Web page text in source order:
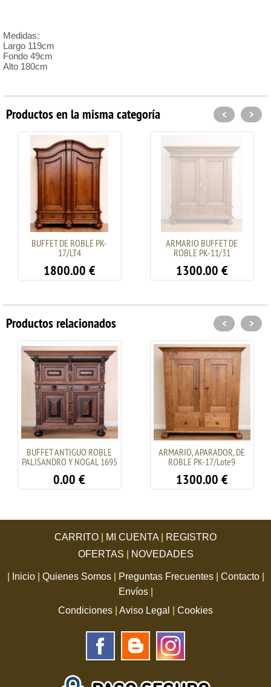
Medidas:
Largo 119cm
Fondo 49cm
Alto 180cm
Productos en la misma categoría
BUFFET DE ROBLE PK-
17/LT4
1800.00 €
ARMARIO BUFFET DE
ROBLE PK-11/31
1300.00 €
< >
Productos relacionados
BUFFET ANTIGUO ROBLE
PALISANDRO Y NOGAL 1695
0.00 €
ARMARIO, APARADOR, DE
ROBLE PK-17/Lote9
1300.00 €
< >
CARRITO MI CUENTA
REGISTRO
OFERTAS
NOVEDADES
Inicio Quienes Somos Preguntas Frecuentes Contacto
Envíos
Condiciones
Aviso Legal Cookies